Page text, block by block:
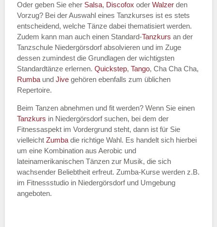
Name des Tanzkurs*
Tanzart*
Oder geben Sie eher Salsa, Discofox oder Walzer den
Vorzug? Bei der Auswahl eines Tanzkurses ist es stets
entscheidend, welche Tänze dabei thematisiert werden.
Zudem kann man auch einen Standard-Tanzkurs an der
Tanzschule Niedergörsdorf absolvieren und im Zuge
dessen zumindest die Grundlagen der wichtigsten
Standardtänze erlernen. Quickstep, Tango, Cha Cha Cha,
Rumba und Jive gehören ebenfalls zum üblichen
Repertoire.
Beim Tanzen abnehmen und fit werden? Wenn Sie einen
Tanzkurs in Niedergörsdorf suchen, bei dem der
Fitnessaspekt im Vordergrund steht, dann ist für Sie
vielleicht Zumba die richtige Wahl. Es handelt sich hierbei
um eine Kombination aus Aerobic und
lateinamerikanischen Tänzen zur Musik, die sich
wachsender Beliebtheit erfreut. Zumba-Kurse werden z.B.
im Fitnessstudio in Niedergörsdorf und Umgebung
angeboten.